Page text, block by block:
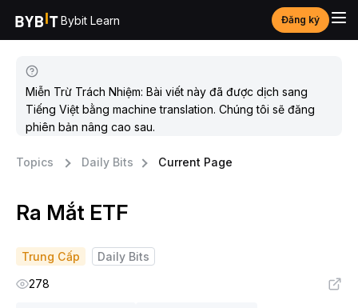
Bybit Learn Đăng ký
Miễn Trừ Trách Nhiệm: Bài viết này đã được dịch sang
Tiếng Việt bằng machine translation. Chúng tôi sẽ đăng
phiên bản nâng cao sau.
Topics Daily Bits Current Page
Ra Mắt ETF
Trung Cấp
Daily Bits
278